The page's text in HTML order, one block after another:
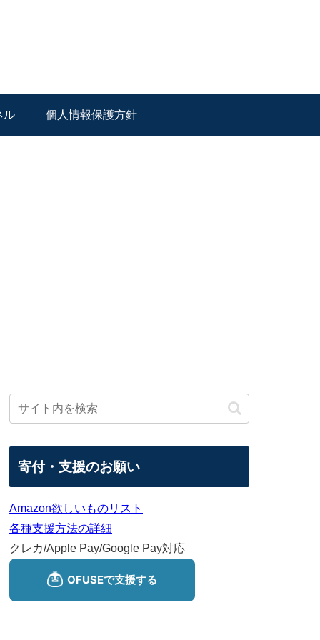
ル 個人情報保護方針
寄付・支援のお願い
Amazon欲しいものリスト
各種支援方法の詳細
クレカ/Apple Pay/Google Pay対応